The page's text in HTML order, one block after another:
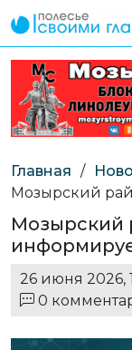
Главная /
Мозырский
Мозырский
26 июня 2026,
0